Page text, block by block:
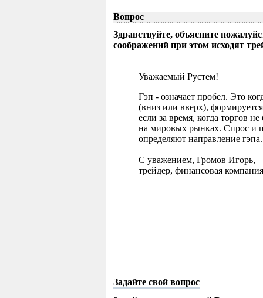
Вопрос
Здравствуйте, объясните
соображений при этом исходят
Уважаемый Рустем!
Гэп - означает пробел. Это
(вниз или вверх),
если за время, когда торгов
на мировых рынках. Спрос и
определяют направление гэпа.
С уважением, Громов Игорь,
трейдер, финансовая
Задайте свой вопрос